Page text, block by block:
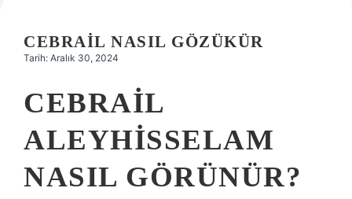
Hakkımızda
CEBRAIL NASIL GÖZÜKÜR
Tarih: Aralık 30, 2024
CEBRAIL
ALEYHISSELAM
NASIL GÖRÜNÜR?